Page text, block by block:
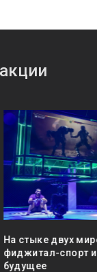
На стыке двух
фиджитал-спорт
будущее